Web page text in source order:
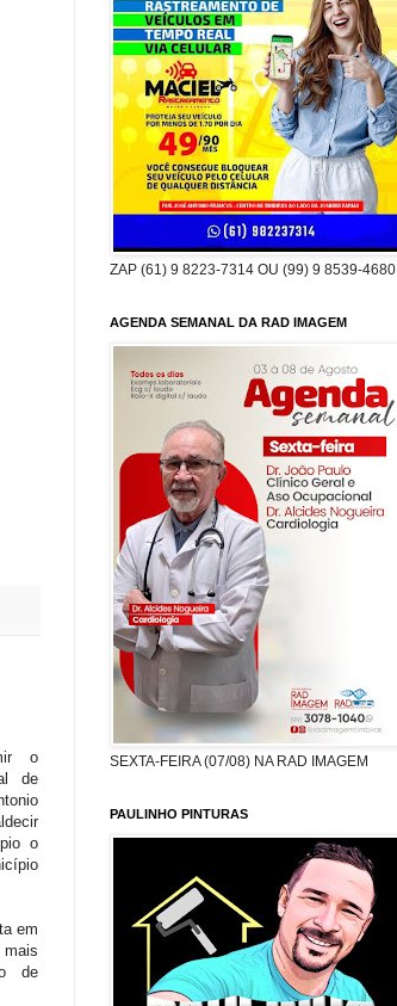
o
de
o
em
de
ZAP (61) 9 8223-7314 OU (99) 9 8539-4680
AGENDA SEMANAL DA RAD IMAGEM
SEXTA-FEIRA (07/08) NA RAD IMAGEM
PAULINHO PINTURAS